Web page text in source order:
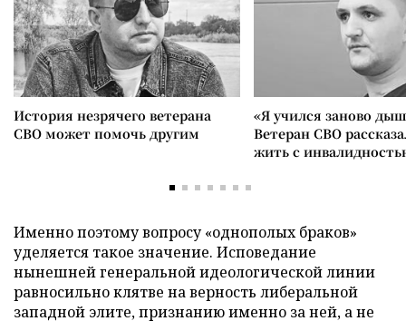
История незрячего ветерана
СВО может помочь другим
«Я учился заново
Ветеран СВО
жить с
Именно поэтому вопросу «однополых браков»
уделяется такое значение. Исповедание
нынешней генеральной идеологической линии
равносильно клятве на верность либеральной
западной элите, признанию именно за ней, а не